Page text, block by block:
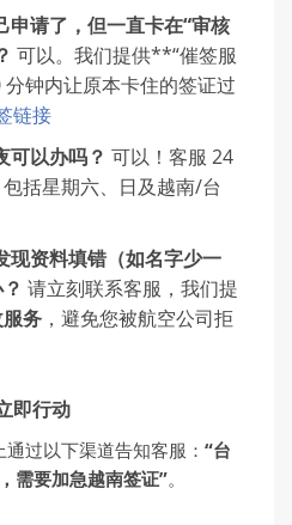
申请了，但一直卡在“审核
可以。我们提供**“催签服
钟内让原本卡住的签证过
链接
可以办吗？ 可以！客服 24
括星期六、日及越南/台
现资料填错（如名字少一
请立刻联系客服，我们提
务 ，避免您被航空公司拒
即行动
过以下渠道告知客服： “台
需要加急越南签证”。